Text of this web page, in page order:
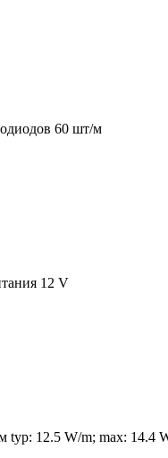
60 шт/м
12 V
typ: 12.5 W/m; max: 14.4